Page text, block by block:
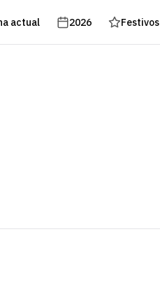
actual 2026 Festivos